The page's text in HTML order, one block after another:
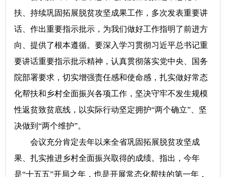
扶、持续巩固拓展脱贫攻坚成果工作，多次发表重要讲
话、作出重要指示批示，为我们做好工作指明了前进方
向、提供了根本遵循。要深入学习贯彻习近平总书记重
要讲话重要指示批示精神，认真贯彻落实党中央、国务
院部署要求，切实增强责任感和使命感，扎实做好常态
化帮扶和乡村全面振兴各项工作，坚决守牢不发生规模
性返贫致贫底线，以实际行动坚定拥护“两个确立”、坚
决做到“两个维护”。
会议充分肯定去年以来全省巩固拓展脱贫攻坚成
果、扎实推进乡村全面振兴取得的成绩。指出，今年
是“十五五”开局之年，也是开展常态化帮扶的第一年，